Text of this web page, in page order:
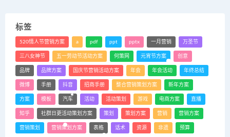
标签
520情人节营销方案 a pdf ppt pptx 一月营销 万圣节
三八女神节 五一劳动节活动方案 何策网 元宵节方案 创意
品牌 品牌方案 国庆节营销活动方案 年会 年会活动 年终总结
微博 手册 抖音 招商手册 整合营销策划方案 新年方案
方案 模板 汽车 活动 活动策划 游戏 电商方案 直播
知乎 社群日更活动策划方案 策划 策划方案 营销 营销方案
营销策划 营销策划方案 表格 话术 资源 非遗 预算